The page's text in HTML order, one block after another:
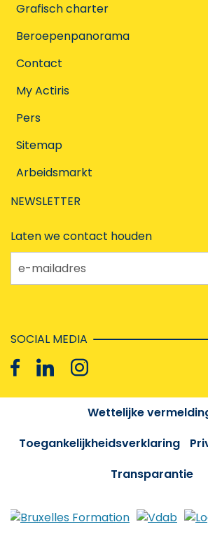
Grafisch charter
Beroepenpanorama
Contact
My Actiris
Pers
Sitemap
Arbeidsmarkt
NEWSLETTER
Laten we contact houden
e-mailadres
SOCIAL MEDIA
Wettelijke
Toegankelijkheidsverklaring
Transparantie